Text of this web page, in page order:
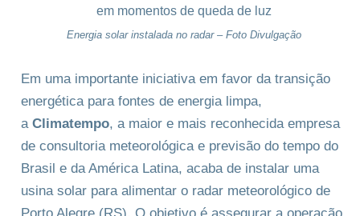
Energia solar instalada no radar – Foto Divulgação
Em uma importante iniciativa em favor da transição
energética para fontes de energia limpa,
a Climatempo, a maior e mais reconhecida empresa
de consultoria meteorológica e previsão do tempo do
Brasil e da América Latina, acaba de instalar uma
usina solar para alimentar o radar meteorológico de
Porto Alegre (RS). O objetivo é assegurar a operação